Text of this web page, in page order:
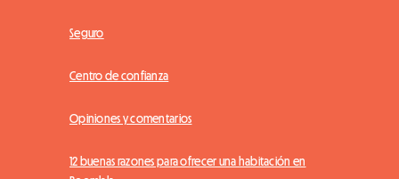
Seguro
Centro de confianza
Opiniones y comentarios
12 buenas razones para ofrecer una habitación en